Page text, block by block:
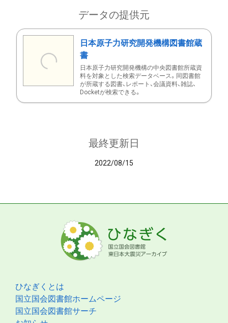
データの提供元
日本原子力研究開発機構図書館蔵
書
日本原子力研究開発機構の中央図書館所蔵資
料を対象とした検索データベース。同図書館
が所蔵する図書、レポート、会議資料、雑誌、
Docketが検索できる。
最終更新日
2022/08/15
ひなぎくとは
国立国会図書館ホームページ
国立国会図書館サーチ